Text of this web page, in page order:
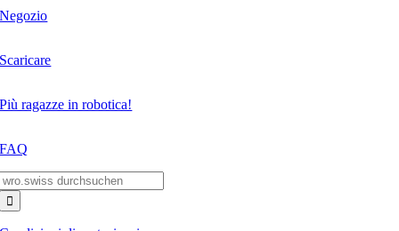
Negozio
Scaricare
Più ragazze in robotica!
FAQ